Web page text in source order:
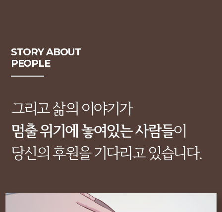
STORY ABOUT
PEOPLE
그리고 삶의 이야기가
멈출 위기에 놓여있는 사람들이
당신의 후원을 기다리고 있습니다.